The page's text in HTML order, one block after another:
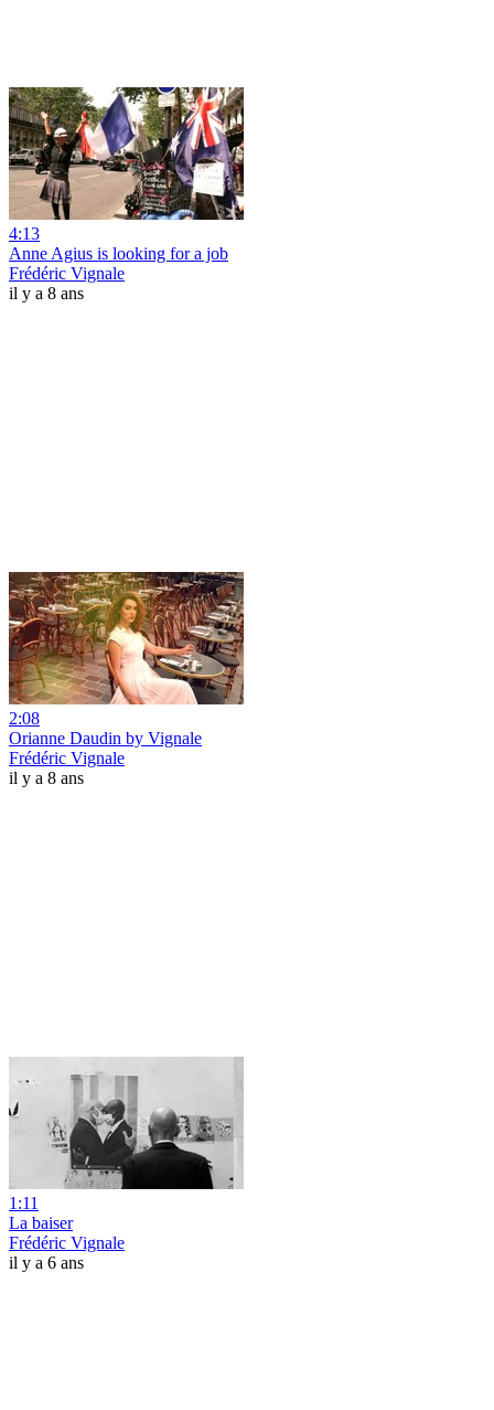
4:13
Anne Agius is looking for a job
Frédéric Vignale
il y a 8 ans
2:08
Orianne Daudin by Vignale
Frédéric Vignale
il y a 8 ans
1:11
La baiser
Frédéric Vignale
il y a 6 ans